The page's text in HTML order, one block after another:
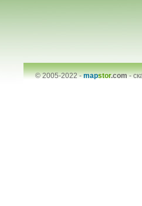
© 2005-2022 -mapstor.com-